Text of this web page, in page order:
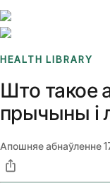
HEALTH LIBRARY
Што такое
прычыны і
Апошняе абнаўленне